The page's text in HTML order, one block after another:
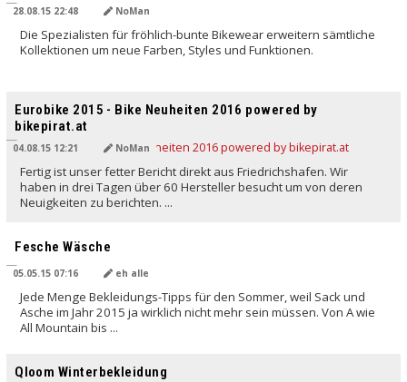
28.08.15 22:48 NoMan
Die Spezialisten für fröhlich-bunte Bikewear erweitern sämtliche
Kollektionen um neue Farben, Styles und Funktionen.
Eurobike 2015 - Bike Neuheiten 2016 powered by
bikepirat.at
04.08.15 12:21 NoMan
Fertig ist unser fetter Bericht direkt aus Friedrichshafen. Wir
haben in drei Tagen über 60 Hersteller besucht um von deren
Neuigkeiten zu berichten. ...
Fesche Wäsche
05.05.15 07:16 eh alle
Jede Menge Bekleidungs-Tipps für den Sommer, weil Sack und
Asche im Jahr 2015 ja wirklich nicht mehr sein müssen. Von A wie
All Mountain bis ...
Qloom Winterbekleidung